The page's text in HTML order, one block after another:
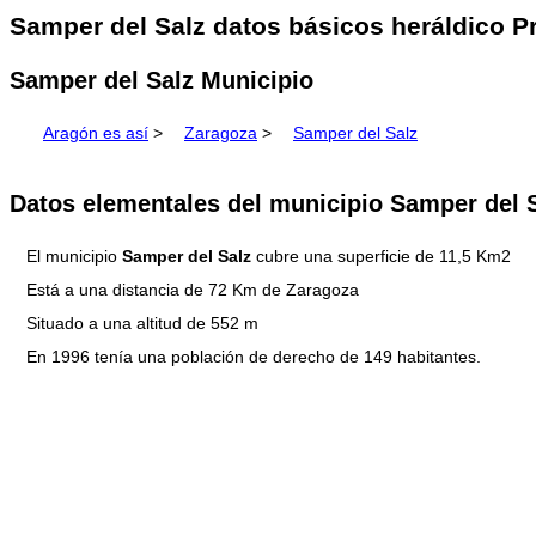
Samper del Salz datos básicos heráldico
Samper del Salz Municipio
Aragón es así > Zaragoza > Samper del Salz
Datos elementales del municipio Samper del
El municipio Samper del Salz cubre una superficie de 11,5 Km2
Está a una distancia de 72 Km de Zaragoza
Situado a una altitud de 552 m
En 1996 tenía una población de derecho de 149 habitantes.